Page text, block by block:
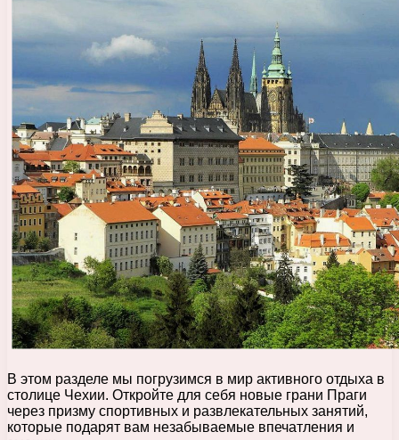
В этом разделе мы погрузимся в мир активного отдыха в
столице Чехии. Откройте для себя новые грани Праги
через призму спортивных и развлекательных занятий,
которые подарят вам незабываемые впечатления и